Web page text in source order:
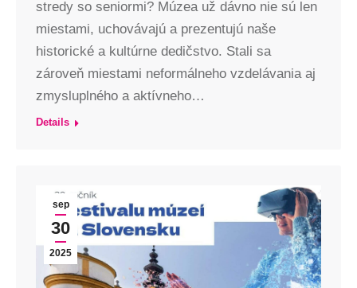
stredy so seniormi? Múzea už dávno nie sú len
miestami, uchovávajú a prezentujú naše
historické a kultúrne dedičstvo. Stali sa
zároveň miestami neformálneho vzdelávania aj
zmysluplného a aktívneho…
Details
sep
30
2025